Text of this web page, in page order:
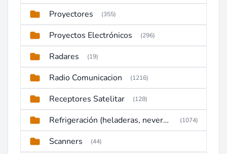
Proyectores (355)
Proyectos Electrónicos (296)
Radares (19)
Radio Comunicacion (1216)
Receptores Satelitar (128)
Refrigeración (heladeras, neveras, congeladores) (1074)
Scanners (44)